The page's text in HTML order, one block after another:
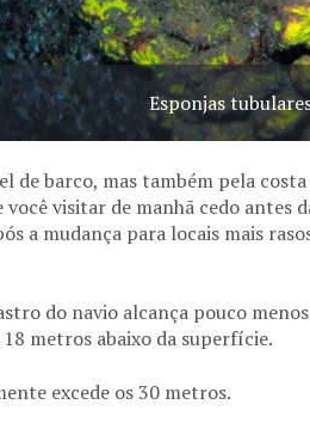
Esponjas
de barco, mas também pela
você visitar de manhã cedo antes
a mudança para locais mais
do navio alcança pouco
metros abaixo da superfície.
excede os 30 metros.